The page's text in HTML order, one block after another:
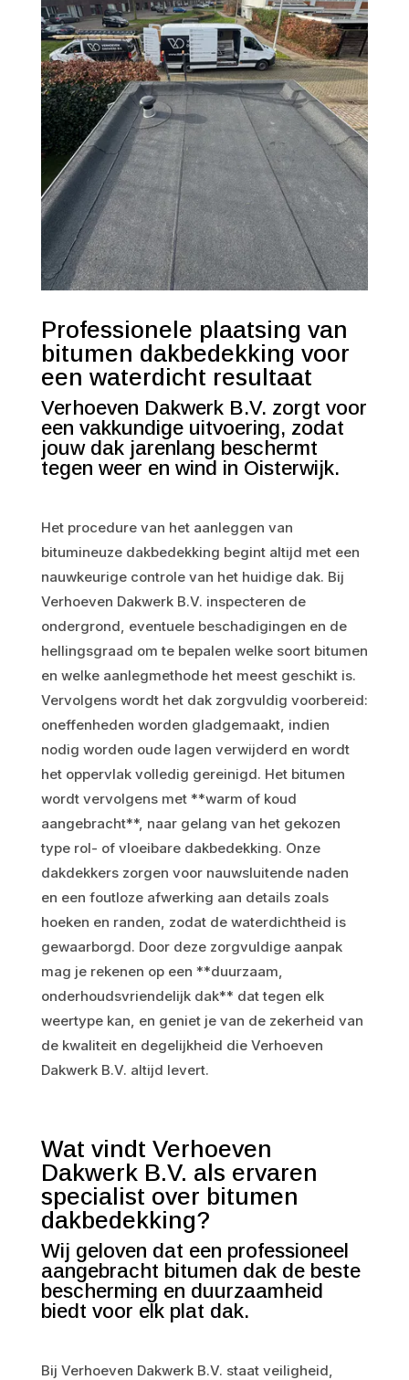
Professionele plaatsing van
bitumen dakbedekking voor
een waterdicht resultaat
Verhoeven Dakwerk B.V. zorgt voor
een vakkundige uitvoering, zodat
jouw dak jarenlang beschermt
tegen weer en wind in Oisterwijk.
Het procedure van het aanleggen van
bitumineuze dakbedekking begint altijd met een
nauwkeurige controle van het huidige dak. Bij
Verhoeven Dakwerk B.V. inspecteren de
ondergrond, eventuele beschadigingen en de
hellingsgraad om te bepalen welke soort bitumen
en welke aanlegmethode het meest geschikt is.
Vervolgens wordt het dak zorgvuldig voorbereid:
oneffenheden worden gladgemaakt, indien
nodig worden oude lagen verwijderd en wordt
het oppervlak volledig gereinigd. Het bitumen
wordt vervolgens met **warm of koud
aangebracht**, naar gelang van het gekozen
type rol- of vloeibare dakbedekking. Onze
dakdekkers zorgen voor nauwsluitende naden
en een foutloze afwerking aan details zoals
hoeken en randen, zodat de waterdichtheid is
gewaarborgd. Door deze zorgvuldige aanpak
mag je rekenen op een **duurzaam,
onderhoudsvriendelijk dak** dat tegen elk
weertype kan, en geniet je van de zekerheid van
de kwaliteit en degelijkheid die Verhoeven
Dakwerk B.V. altijd levert.
Wat vindt Verhoeven
Dakwerk B.V. als ervaren
specialist over bitumen
dakbedekking?
Wij geloven dat een professioneel
aangebracht bitumen dak de beste
bescherming en duurzaamheid
biedt voor elk plat dak.
Bij Verhoeven Dakwerk B.V. staat veiligheid,